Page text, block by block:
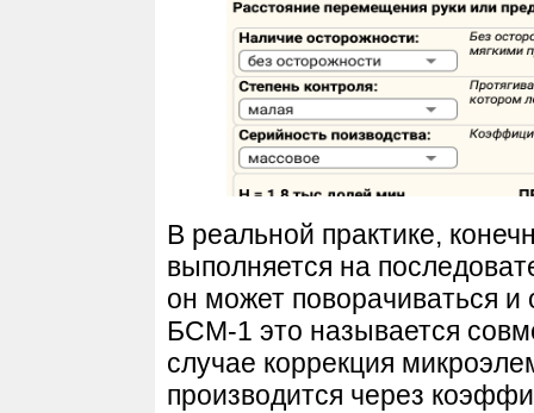
В реальной практике,
выполняется на
он может поворачиваться и
БСМ-1 это называется
случае коррекция
производится через